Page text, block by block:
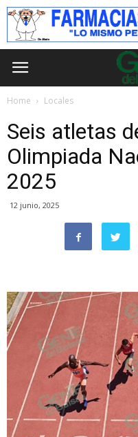
Home Locales
Seis atletas
Olimpiada
2025
12 junio, 2025